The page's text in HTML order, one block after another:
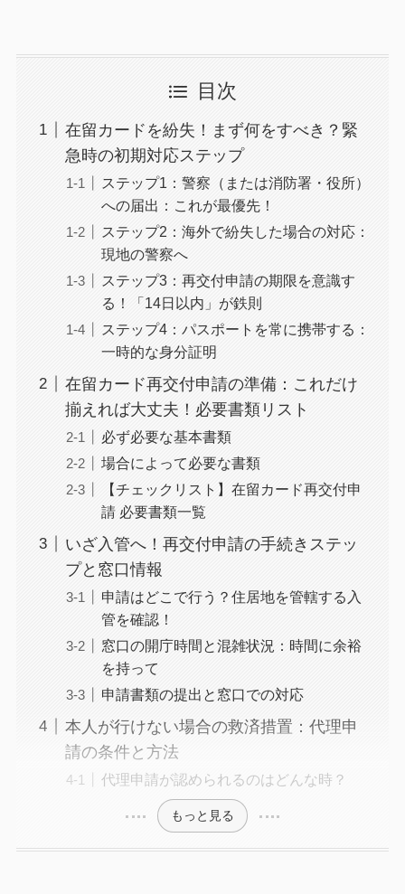
目次
在留カードを紛失！まず何をすべき？緊
急時の初期対応ステップ
ステップ1：警察（または消防署・役所）
への届出：これが最優先！
ステップ2：海外で紛失した場合の対応：
現地の警察へ
ステップ3：再交付申請の期限を意識す
る！「14日以内」が鉄則
ステップ4：パスポートを常に携帯する：
一時的な身分証明
在留カード再交付申請の準備：これだけ
揃えれば大丈夫！必要書類リスト
必ず必要な基本書類
場合によって必要な書類
【チェックリスト】在留カード再交付申
請 必要書類一覧
いざ入管へ！再交付申請の手続きステッ
プと窓口情報
申請はどこで行う？住居地を管轄する入
管を確認！
窓口の開庁時間と混雑状況：時間に余裕
を持って
申請書類の提出と窓口での対応
本人が行けない場合の救済措置：代理申
請の条件と方法
代理申請が認められるのはどんな時？
もっと見る